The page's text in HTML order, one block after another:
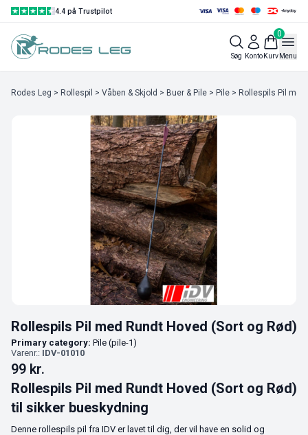
4.4 på Trustpilot
Søg Konto
0
KurvMenu
Rodes Leg > Rollespil > Våben & Skjold > Buer & Pile > Pile > Rollespils Pil
Rollespils Pil med Rundt Hoved (Sort og Rød)
Primary category: Pile (pile-1)
Varenr.: IDV-01010
99 kr.
Rollespils Pil med Rundt Hoved (Sort og Rød)
til sikker bueskydning
Denne rollespils pil fra IDV er lavet til dig, der vil have en solid og